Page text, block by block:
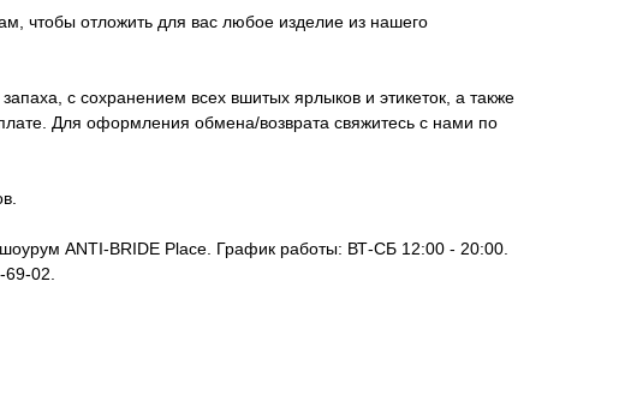
чтобы отложить для вас любое изделие из нашего
с сохранением всех вшитых ярлыков и этикеток, а также
Для оформления обмена/возврата свяжитесь с нами по
ANTI-BRIDE Place. График работы: ВТ-СБ 12:00 - 20:00.
02.